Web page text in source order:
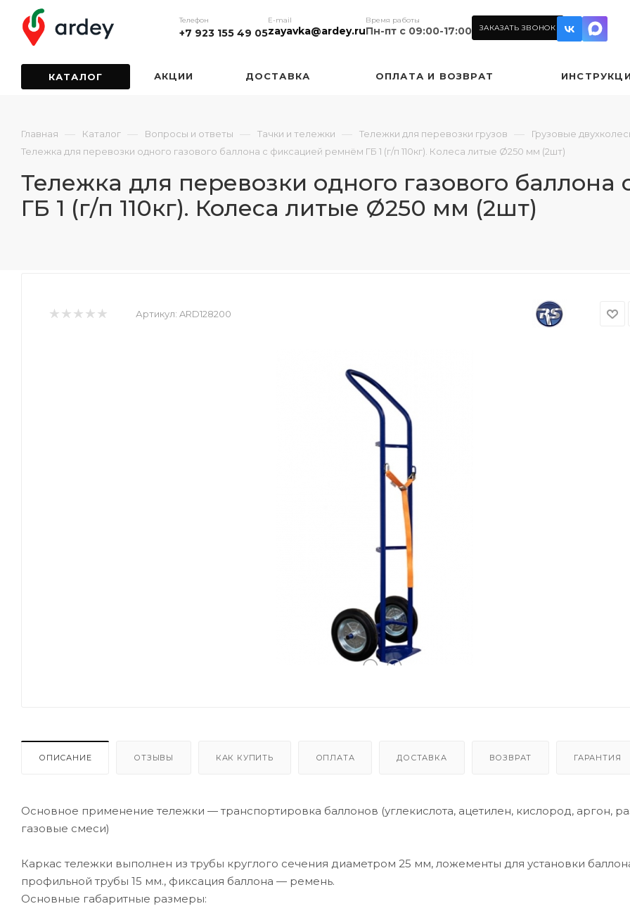
Телефон
+7 923 155 49 05
E-mail
zayavka@ardey.ru
Время работы
Пн-пт с 09:00-17:00 ЗАКАЗАТЬ ЗВОНОК
КАТАЛОГ АКЦИИ ДОСТАВКА ОПЛАТА И ВОЗВРАТ
Главная — Каталог — Вопросы и ответы — Тачки и тележки — Тележки для перевозки грузов — Грузовые
Тележка для перевозки одного газового баллона с фиксацией ремнём ГБ 1 (г/п 110кг). Колеса литые Ø250 мм (2шт)
Тележка для перевозки одного газового
ГБ 1 (г/п 110кг). Колеса литые Ø250 мм (2шт)
Артикул: ARD128200
ОПИСАНИЕ ОТЗЫВЫ КАК КУПИТЬ ОПЛАТА ДОСТАВКА ВОЗВРАТ ГАРАНТИЯ
Основное применение тележки — транспортировка баллонов (углекислота, ацетилен, кислород, аргон,
газовые смеси)
Каркас тележки выполнен из трубы круглого сечения диаметром 25 мм, ложементы для установки
профильной трубы 15 мм., фиксация баллона — ремень.
Основные габаритные размеры: